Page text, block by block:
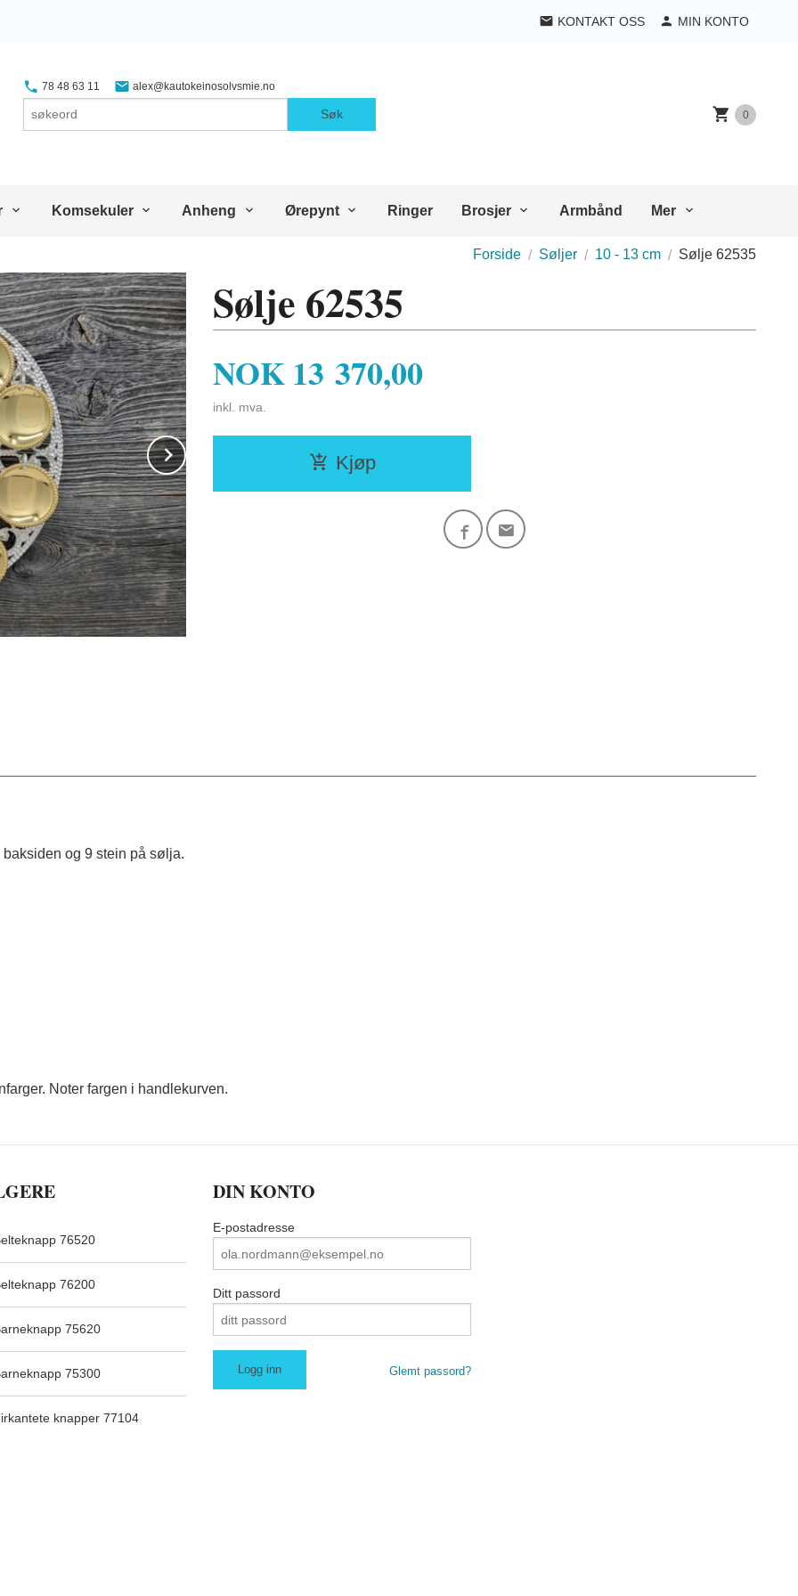
KONTAKT OSS MIN KONTO
78 48 63 11 alex@kautokeinosolvsmie.no
Søk 0
Komsekuler Anheng Ørepynt Ringer Brosjer Armbånd Mer
Forside Søljer 10 - 13 cm Sølje 62535
Next
Sølje 62535
Pris
NOK13 370,00
inkl. mva.
Kjøp
og 9 stein på sølja.
Noter fargen i handlekurven.
76520
76200
75620
75300
knapper 77104
DIN KONTO
E-postadresse
Ditt passord
Glemt passord?